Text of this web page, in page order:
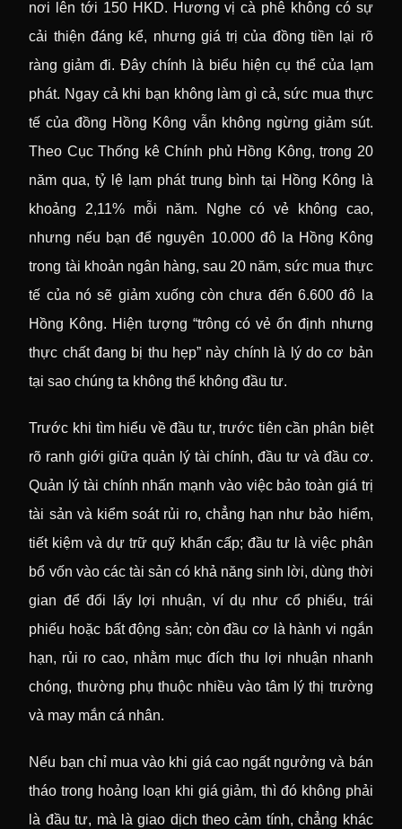
nơi lên tới 150 HKD. Hương vị cà phê không có sự
cải thiện đáng kể, nhưng giá trị của đồng tiền lại rõ
ràng giảm đi. Đây chính là biểu hiện cụ thể của lạm
phát. Ngay cả khi bạn không làm gì cả, sức mua thực
tế của đồng Hồng Kông vẫn không ngừng giảm sút.
Theo Cục Thống kê Chính phủ Hồng Kông, trong 20
năm qua, tỷ lệ lạm phát trung bình tại Hồng Kông là
khoảng 2,11% mỗi năm. Nghe có vẻ không cao,
nhưng nếu bạn để nguyên 10.000 đô la Hồng Kông
trong tài khoản ngân hàng, sau 20 năm, sức mua thực
tế của nó sẽ giảm xuống còn chưa đến 6.600 đô la
Hồng Kông. Hiện tượng “trông có vẻ ổn định nhưng
thực chất đang bị thu hẹp” này chính là lý do cơ bản
tại sao chúng ta không thể không đầu tư.
Trước khi tìm hiểu về đầu tư, trước tiên cần phân biệt
rõ ranh giới giữa quản lý tài chính, đầu tư và đầu cơ.
Quản lý tài chính nhấn mạnh vào việc bảo toàn giá trị
tài sản và kiểm soát rủi ro, chẳng hạn như bảo hiểm,
tiết kiệm và dự trữ quỹ khẩn cấp; đầu tư là việc phân
bổ vốn vào các tài sản có khả năng sinh lời, dùng thời
gian để đổi lấy lợi nhuận, ví dụ như cổ phiếu, trái
phiếu hoặc bất động sản; còn đầu cơ là hành vi ngắn
hạn, rủi ro cao, nhằm mục đích thu lợi nhuận nhanh
chóng, thường phụ thuộc nhiều vào tâm lý thị trường
và may mắn cá nhân.
Nếu bạn chỉ mua vào khi giá cao ngất ngưởng và bán
tháo trong hoảng loạn khi giá giảm, thì đó không phải
là đầu tư, mà là giao dịch theo cảm tính, chẳng khác